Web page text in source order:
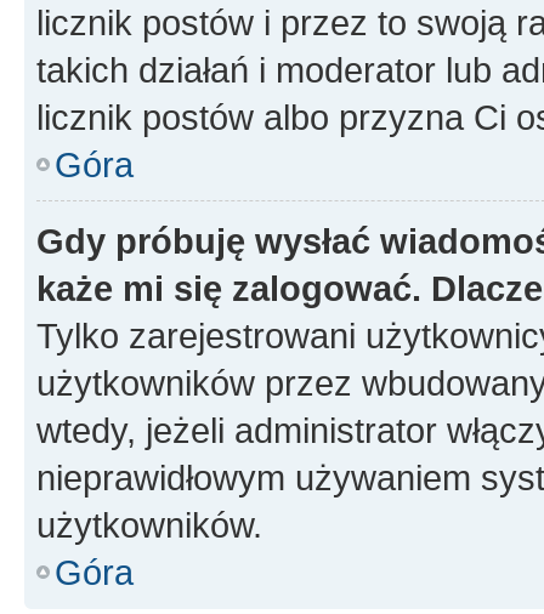
licznik postów i przez to swoją
takich działań i moderator lub
licznik postów albo przyzna Ci
Góra
Gdy próbuję wysłać
każe mi się zalogować.
Tylko zarejestrowani
użytkowników przez
wtedy, jeżeli administrator
nieprawidłowym używaniem
użytkowników.
Góra